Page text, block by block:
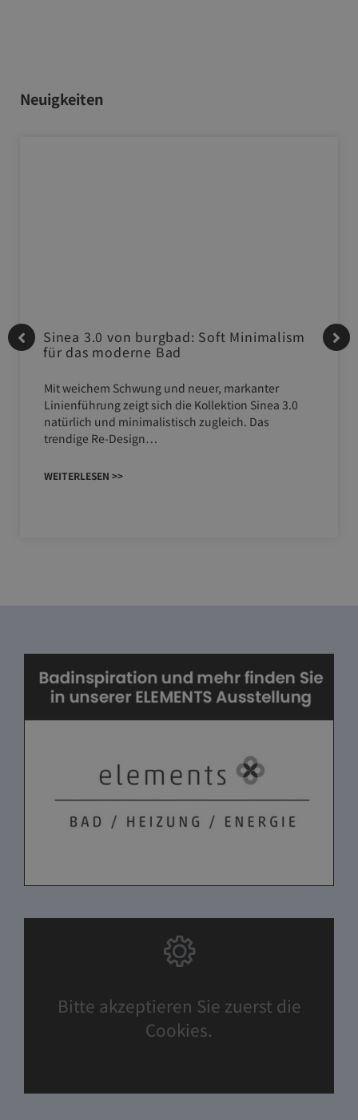
Neuigkeiten
Sinea 3.0 von burgbad: Soft Minimalism
für das moderne Bad
Mit weichem Schwung und neuer, markanter
Linienführung zeigt sich die Kollektion Sinea 3.0
natürlich und minimalistisch zugleich. Das
trendige Re-Design…
WEITERLESEN >>
Bitte akzeptieren Sie zuerst die
Cookies.